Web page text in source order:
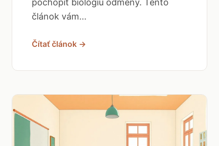
pochopiť biológiu odmeny. Tento
článok vám...
Čítať článok →